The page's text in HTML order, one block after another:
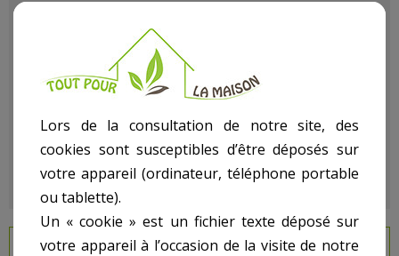
EN SAVOIR PLUS
Lors de la consultation de notre site, des
cookies sont susceptibles d’être déposés sur
votre appareil (ordinateur, téléphone portable
ou tablette).
Un « cookie » est un fichier texte déposé sur
votre appareil à l’occasion de la visite de notre